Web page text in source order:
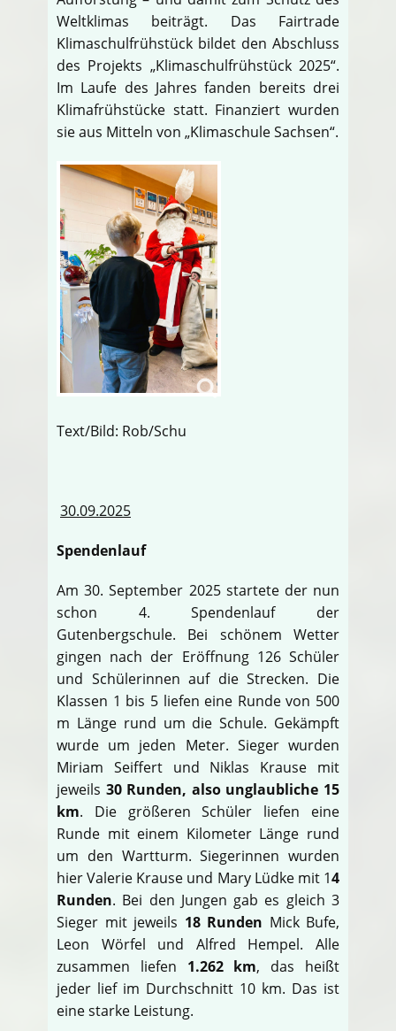
Weltklimas beiträgt. Das Fairtrade
Klimaschulfrühstück bildet den Abschluss
des Projekts „Klimaschulfrühstück 2025“.
Im Laufe des Jahres fanden bereits drei
Klimafrühstücke statt. Finanziert wurden
sie aus Mitteln von „Klimaschule Sachsen“.
Text/Bild: Rob/Schu
30.09.2025
Spendenlauf
Am 30. September 2025 startete der nun
schon 4. Spendenlauf der
Gutenbergschule. Bei schönem Wetter
gingen nach der Eröffnung 126 Schüler
und Schülerinnen auf die Strecken. Die
Klassen 1 bis 5 liefen eine Runde von 500
m Länge rund um die Schule. Gekämpft
wurde um jeden Meter. Sieger wurden
Miriam Seiffert und Niklas Krause mit
jeweils 30 Runden, also unglaubliche 15
km. Die größeren Schüler liefen eine
Runde mit einem Kilometer Länge rund
um den Wartturm. Siegerinnen wurden
hier Valerie Krause und Mary Lüdke mit 14
Runden. Bei den Jungen gab es gleich 3
Sieger mit jeweils 18 Runden Mick Bufe,
Leon Wörfel und Alfred Hempel. Alle
zusammen liefen 1.262 km, das heißt
jeder lief im Durchschnitt 10 km. Das ist
eine starke Leistung.